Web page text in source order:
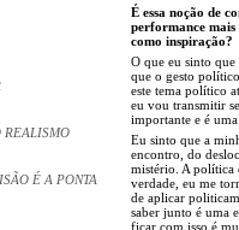
REALISMO
É A PONTA
É essa noção de
performance
como inspiração?
O que eu sinto
que o gesto
este tema político
eu vou transmitir
importante e é
Eu sinto que a
encontro, do
mistério. A política
verdade, eu me
de aplicar
saber junto é uma
ficar com isso é